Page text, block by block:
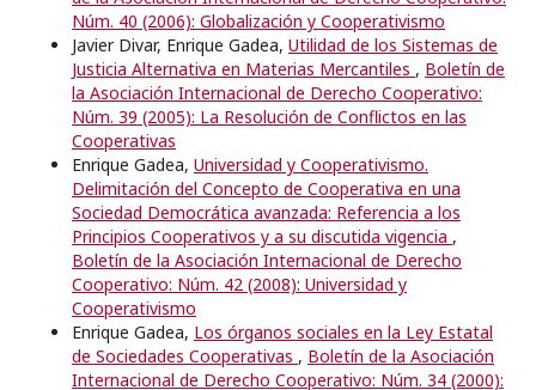
Núm. 40 (2006): Globalización y Cooperativismo
Javier Divar, Enrique Gadea, Utilidad de los Sistemas de
Justicia Alternativa en Materias Mercantiles , Boletín de
la Asociación Internacional de Derecho Cooperativo:
Núm. 39 (2005): La Resolución de Conflictos en las
Cooperativas
Enrique Gadea, Universidad y Cooperativismo.
Delimitación del Concepto de Cooperativa en una
Sociedad Democrática avanzada: Referencia a los
Principios Cooperativos y a su discutida vigencia ,
Boletín de la Asociación Internacional de Derecho
Cooperativo: Núm. 42 (2008): Universidad y
Cooperativismo
Enrique Gadea, Los órganos sociales en la Ley Estatal
de Sociedades Cooperativas , Boletín de la Asociación
Internacional de Derecho Cooperativo: Núm. 34 (2000):